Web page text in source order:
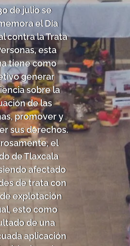
de julio se
el Día
contra la Trata
esta
tiene como
generar
sobre la
de las
promover y
sus derechos.
el
de Tlaxcala
afectado
de trata con
explotación
esto como
de una
aplicación